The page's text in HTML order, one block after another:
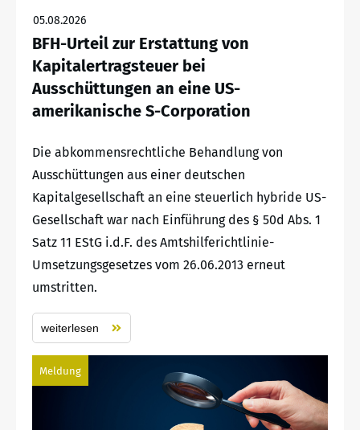
05.08.2026
BFH-Urteil zur Erstattung von
Kapitalertragsteuer bei
Ausschüttungen an eine US-
amerikanische S-Corporation
Die abkommensrechtliche Behandlung von
Ausschüttungen aus einer deutschen
Kapitalgesellschaft an eine steuerlich hybride US-
Gesellschaft war nach Einführung des § 50d Abs. 1
Satz 11 EStG i.d.F. des Amtshilferichtlinie-
Umsetzungsgesetzes vom 26.06.2013 erneut
umstritten.
weiterlesen
Meldung